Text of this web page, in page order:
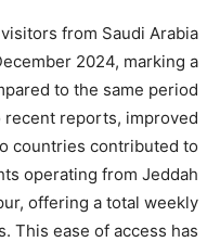
from Saudi Arabia
2024, marking a
to the same period
reports, improved
countries contributed to
operating from Jeddah
offering a total weekly
This ease of access has